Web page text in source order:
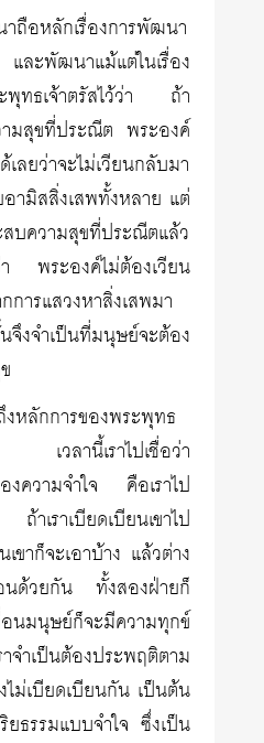
ถือหลักเรื่องการพัฒนา
พัฒนาแม้แต่ในเรื่อง
ทธเจ้าตรัสไว้ว่า ถ้า
มสุขที่ประณีต พระองค์
ลยว่าจะไม่เวียนกลับมา
ามิสสิ่งเสพทั้งหลาย แต่
สบความสุขที่ประณีตแล้ว
พระองค์ไม่ต้องเวียน
ารแสวงหาสิ่งเสพมา
จำเป็นที่มนุษย์จะต้อง
หลักการของพระพุทธ
วลานี้เราไปเชื่อว่า
งความจำใจ คือเราไป
าเราเบียดเบียนเขาไป
ขาก็จะเอาบ้าง แล้วต่าง
นด้วยกัน ทั้งสองฝ่ายก็
มนุษย์ก็จะมีความทุกข์
ำเป็นต้องประพฤติตาม
ม่เบียดเบียนกัน เป็นต้น
ยธรรมแบบจำใจ ซึ่งเป็น